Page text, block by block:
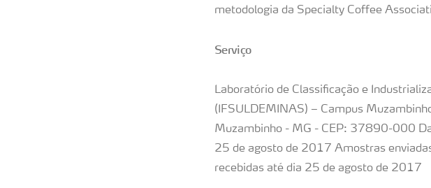
metodologia da Specialty Coffee
Serviço
Laboratório de Classificação e
(IFSULDEMINAS) – Campus
Muzambinho - MG - CEP: 37890-000
25 de agosto de 2017 Amostras
recebidas até dia 25 de agosto de 2017